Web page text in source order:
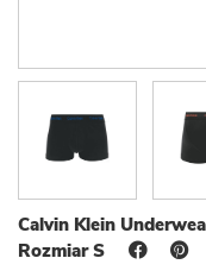
Calvin Klein
Rozmiar S